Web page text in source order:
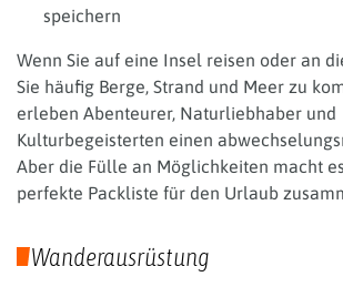
speichern
Wenn Sie auf eine Insel reisen oder an
Sie häufig Berge, Strand und Meer zu
erleben Abenteurer, Naturliebhaber und
Kulturbegeisterten einen
Aber die Fülle an Möglichkeiten macht
perfekte Packliste für den Urlaub
Wanderausrüstung